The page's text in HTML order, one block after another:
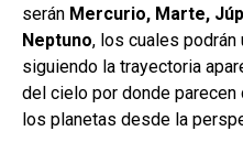
serán Mercurio, Marte,
Neptuno, los cuales
siguiendo la trayectoria
del cielo por donde
los planetas desde la